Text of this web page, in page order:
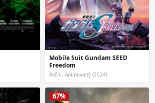
Mobile Suit Gundam SEED
Freedom
Akční, Animovaný (2024)
67%